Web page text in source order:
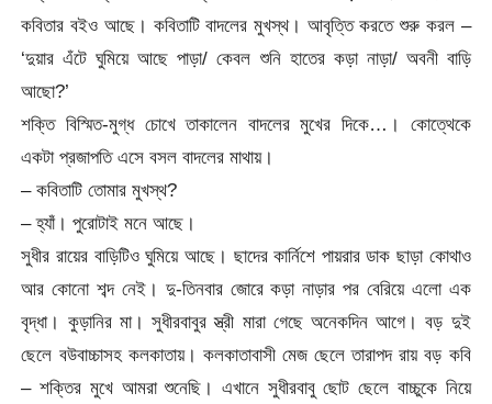
কবিতার বইও আছে। কবিতাটি বাদলের মুখস্থ। আবৃত্তি করতে শুরু করল –
‘দুয়ার এঁটে ঘুমিয়ে আছে পাড়া/ কেবল শুনি হাতের কড়া নাড়া/ অবনী বাড়ি
আছো?’
শক্তি বিস্মিত-মুগ্ধ চোখে তাকালেন বাদলের মুখের দিকে…। কোত্থেকে
একটা প্রজাপতি এসে বসল বাদলের মাথায়।
– কবিতাটি তোমার মুখস্থ?
– হ্যাঁ। পুরোটাই মনে আছে।
সুধীর রায়ের বাড়িটিও ঘুমিয়ে আছে। ছাদের কার্নিশে পায়রার ডাক ছাড়া কোথাও
আর কোনো শব্দ নেই। দু-তিনবার জোরে কড়া নাড়ার পর বেরিয়ে এলো এক
বৃদ্ধা। কুড়ানির মা। সুধীরবাবুর স্ত্রী মারা গেছে অনেকদিন আগে। বড় দুই
ছেলে বউবাচ্চাসহ কলকাতায়। কলকাতাবাসী মেজ ছেলে তারাপদ রায় বড় কবি
– শক্তির মুখে আমরা শুনেছি। এখানে সুধীরবাবু ছোট ছেলে বাচ্চুকে নিয়ে